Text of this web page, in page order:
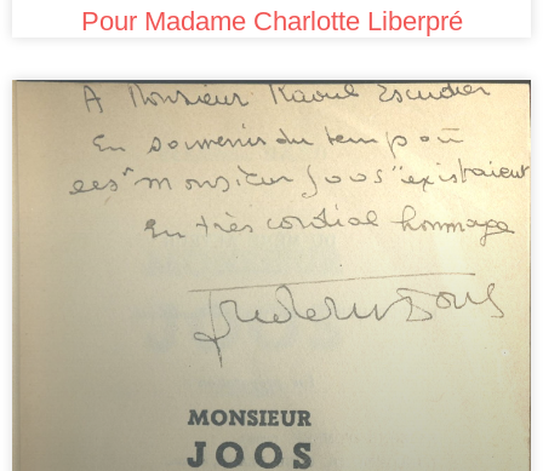
Pour Madame Charlotte Liberpré